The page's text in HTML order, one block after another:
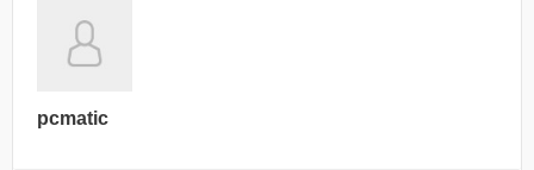
pcmatic